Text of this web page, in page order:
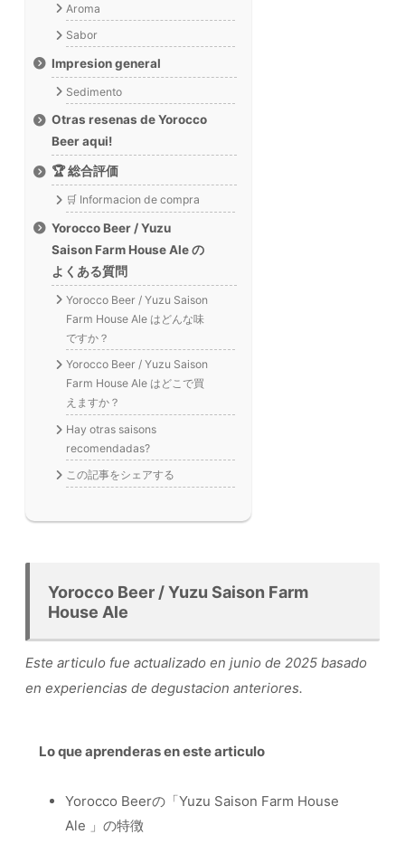
Aroma
Sabor
Impresion general
Sedimento
Otras resenas de Yorocco
Beer aqui!
🏆 総合評価
🛒 Informacion de compra
Yorocco Beer / Yuzu
Saison Farm House Ale の
よくある質問
Yorocco Beer / Yuzu Saison
Farm House Ale はどんな味
ですか？
Yorocco Beer / Yuzu Saison
Farm House Ale はどこで買
えますか？
Hay otras saisons
recomendadas?
この記事をシェアする
Yorocco Beer / Yuzu Saison Farm
House Ale
Este articulo fue actualizado en junio de 2025 basado
en experiencias de degustacion anteriores.
Lo que aprenderas en este articulo
Yorocco Beerの「Yuzu Saison Farm House
Ale 」の特徴